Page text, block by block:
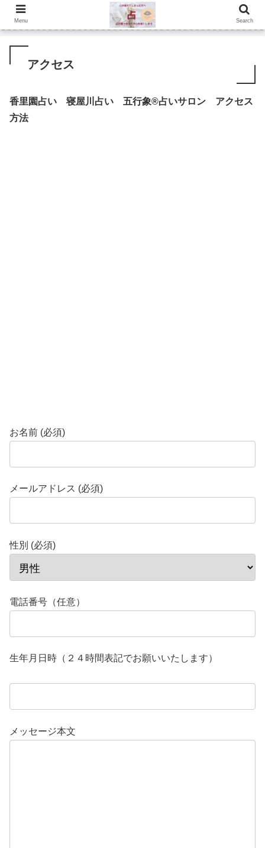
アクセス
香里園占い
寝屋川占い 五行象®占いサロン アクセス
方法
お名前 (必須)
メールアドレス (必須)
性別 (必須)
電話番号（任意）
生年月日時（２４時間表記でお願いいたします）
メッセージ本文
Menu Search